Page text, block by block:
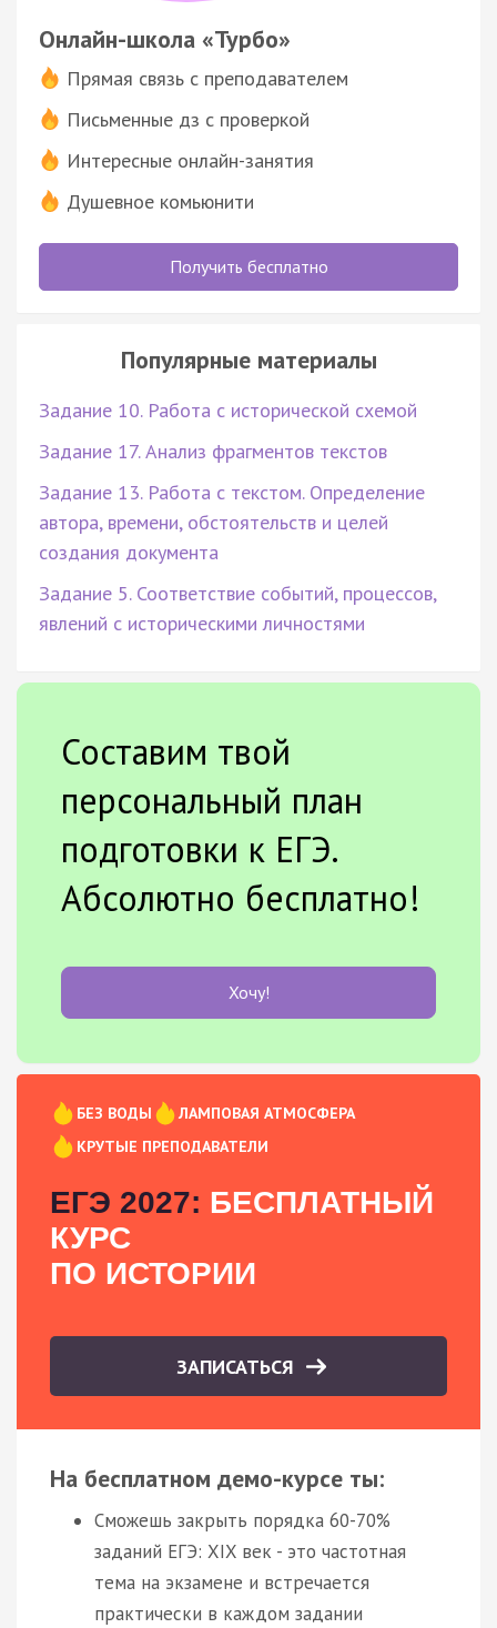
Онлайн-школа «Турбо»
Прямая связь с преподавателем
Письменные дз с проверкой
Интересные онлайн-занятия
Душевное комьюнити
Получить бесплатно
Популярные материалы
Задание 10. Работа с исторической схемой
Задание 17. Анализ фрагментов текстов
Задание 13. Работа с текстом. Определение
автора, времени, обстоятельств и целей
создания документа
Задание 5. Соответствие событий, процессов,
явлений с историческими личностями
Составим твой
персональный план
подготовки к ЕГЭ.
Абсолютно бесплатно!
Хочу!
БЕЗ ВОДЫ
ЛАМПОВАЯ АТМОСФЕРА
КРУТЫЕ ПРЕПОДАВАТЕЛИ
ЕГЭ 2027: БЕСПЛАТНЫЙ
КУРС
ПО ИСТОРИИ
ЗАПИСАТЬСЯ
На бесплатном демо-курсе ты:
Сможешь закрыть порядка 60-70%
заданий ЕГЭ: XIX век - это частотная
тема на экзамене и встречается
практически в каждом задании